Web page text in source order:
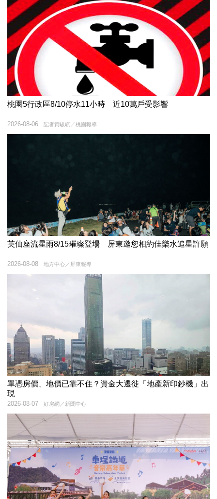
桃園5行政區8/10停水11小時 近10萬戶受影響
記者黃駿騏／桃園報導
2026-08-06
英仙座流星雨8/15璀璨登場 屏東邀您相約佳樂水追星許願
地方中心／屏東報導
2026-08-08
單憑房價、地價已靠不住？資金大遷徙「地產新印鈔機」出
現
好房網／新聞中心
2026-08-07